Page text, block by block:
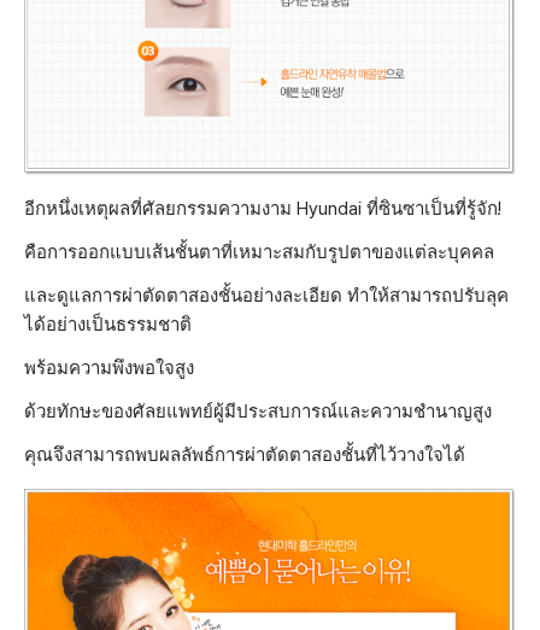
อีกหนึ่งเหตุผลที่ศัลยกรรมความงาม Hyundai ที่ซินซาเป็นที่รู้จัก!
คือการออกแบบเส้นชั้นตาที่เหมาะสมกับรูปตาของแต่ละบุคคล
และดูแลการผ่าตัดตาสองชั้นอย่างละเอียด ทำให้สามารถปรับลุค
ได้อย่างเป็นธรรมชาติ
พร้อมความพึงพอใจสูง
ด้วยทักษะของศัลยแพทย์ผู้มีประสบการณ์และความชำนาญสูง
คุณจึงสามารถพบผลลัพธ์การผ่าตัดตาสองชั้นที่ไว้วางใจได้